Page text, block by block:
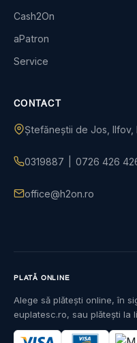
Cash2On
aPatron
Service
CONTACT
Ștefăneștii de Jos, Ilfov,
0319887 0726 426
office@h2on.ro
PLATĂ ONLINE
Alege să plătești online, în
euplatesc.ro, sau plătești la